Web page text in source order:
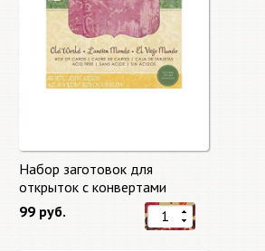
Набор заготовок для
открыток с конвертами
Старый мир (Old World) от
DCWV
99 руб.